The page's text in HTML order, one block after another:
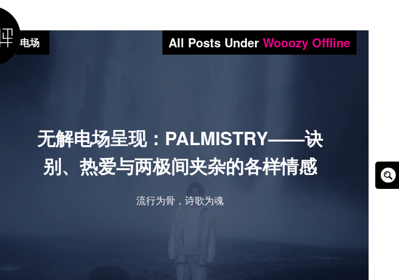
All Posts Under Wooozy Offline
无解电场呈现：PALMISTRY——诀
别、热爱与两极间夹杂的各样情感
流行为骨，诗歌为魂
无解电场